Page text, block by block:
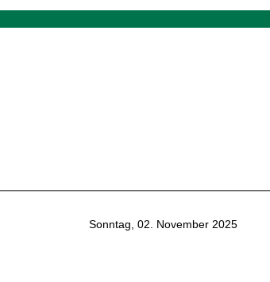
Sonntag, 02. November 2025